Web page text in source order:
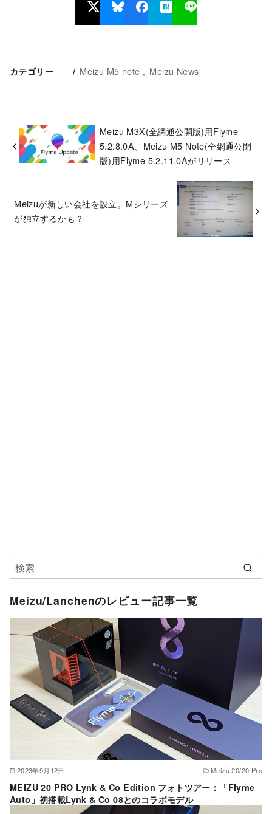
カテゴリー Meizu M5 note Meizu News
Meizu M3X(全網通公開版)用Flyme
5.2.8.0A、Meizu M5 Note(全網通公開
版)用Flyme 5.2.11.0Aがリリース
Meizuが新しい会社を設立。Mシリーズ
が独立するかも？
Meizu/Lanchenのレビュー記事一覧
2023年9月12日 Meizu 20/20 Pro
MEIZU 20 PRO Lynk & Co Edition フォトツアー：「Flyme
Auto」初搭載Lynk & Co 08とのコラボモデル